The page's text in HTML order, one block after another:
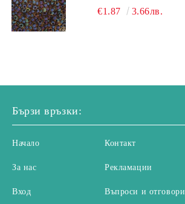
ЧЕРЕН КАНТ (10Г)
€1.87 3.66лв.
Бързи връзки:
Начало
За нас
Вход
Контакт
Рекламации
Въпроси и отговори